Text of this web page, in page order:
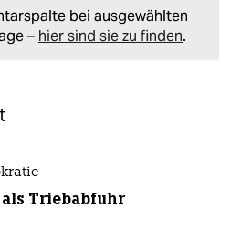
bei ausgewählten
– hier sind sie zu finden.
Triebabfuhr